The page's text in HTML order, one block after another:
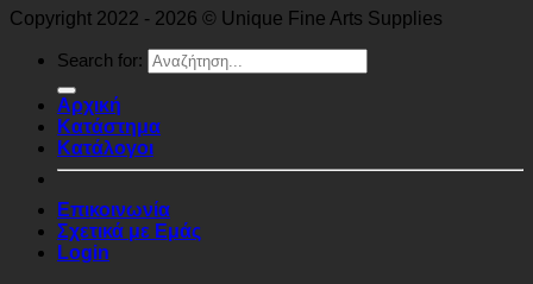
Copyright 2022 - 2026 © Unique Fine Arts Supplies
Search for:
Αρχική
Κατάστημα
Κατάλογοι
Επικοινωνία
Σχετικά με Εμάς
Login